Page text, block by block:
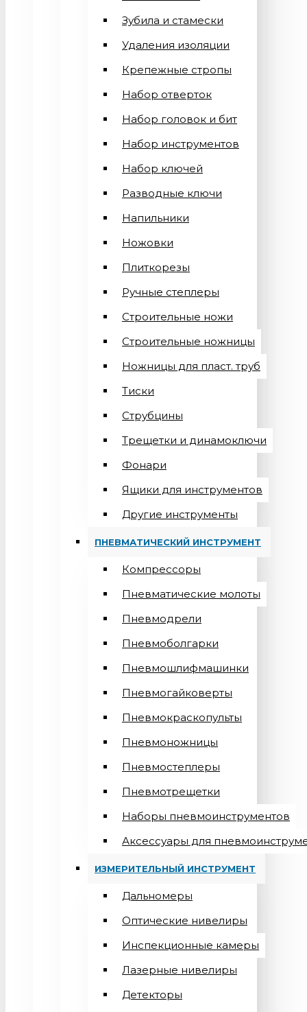
Зубила и стамески
Удаления изоляции
Крепежные стропы
Набор отверток
Набор головок и бит
Набор инструментов
Набор ключей
Разводные ключи
Напильники
Ножовки
Плиткорезы
Ручные степлеры
Строительные ножи
Строительные ножницы
Ножницы для пласт. труб
Тиски
Струбцины
Трещетки и динамоключи
Фонари
Ящики для инструментов
Другие инструменты
ПНЕВМАТИЧЕСКИЙ ИНСТРУМЕНТ
Компрессоры
Пневматические молоты
Пневмодрели
Пневмоболгарки
Пневмошлифмашинки
Пневмогайковерты
Пневмокраскопульты
Пневмоножницы
Пневмостеплеры
Пневмотрещетки
Наборы пневмоинструментов
Аксессуары для
ИЗМЕРИТЕЛЬНЫЙ ИНСТРУМЕНТ
Дальномеры
Оптические нивелиры
Инспекционные камеры
Лазерные нивелиры
Детекторы